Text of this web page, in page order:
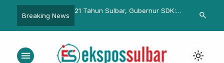
Breaking News
Bahas Desa Sadar
21 Tahun Sulbar, Gubernur SDK:
Percepatan Pembangunan
Wagub DIY
Data
search
menu light_mode